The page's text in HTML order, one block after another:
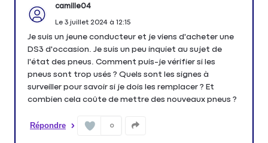
camille04
Le 3 juillet 2024à 12:15
Je suis un jeune conducteur et je viens d'acheter une
DS3 d'occasion. Je suis un peu inquiet au sujet de
l'état des pneus. Comment puis-je vérifier si les
pneus sont trop usés ? Quels sont les signes à
surveiller pour savoir si je dois les remplacer ? Et
combien cela coûte de mettre des nouveaux pneus ?
Répondre 0